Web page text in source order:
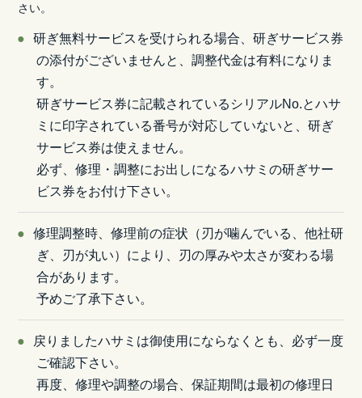
さい。
研ぎ無料サービスを受けられる場合、研ぎサービス券
の添付がございませんと、調整代金は有料になりま
す。
研ぎサービス券に記載されているシリアルNo.とハサ
ミに印字されている番号が対応していないと、研ぎ
サービス券は使えません。
必ず、修理・調整にお出しになるハサミの研ぎサー
ビス券をお付け下さい。
修理調整時、修理前の症状（刃が噛んでいる、他社研
ぎ、刃が丸い）により、刃の厚みや太さが変わる場
合があります。
予めご了承下さい。
戻りましたハサミは御使用にならなくとも、必ず一度
ご確認下さい。
再度、修理や調整の場合、保証期間は最初の修理日